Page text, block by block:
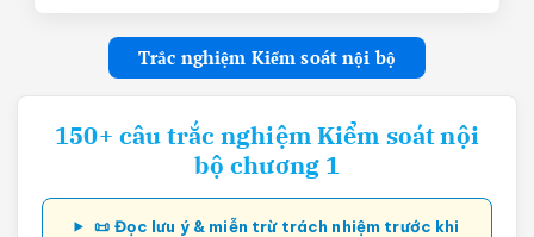
Trắc nghiệm Kiểm soát nội bộ
150+ câu trắc nghiệm Kiểm soát nội
bộ chương 1
📜 Đọc lưu ý & miễn trừ trách nhiệm trước khi